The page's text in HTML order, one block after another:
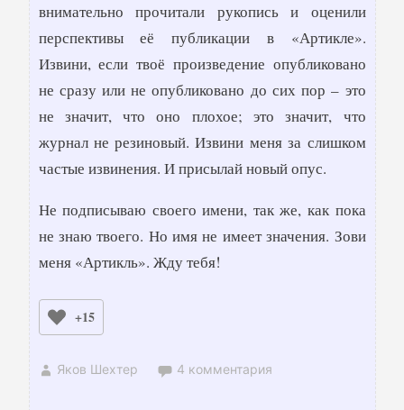
внимательно прочитали рукопись и оценили
перспективы её публикации в «Артикле».
Извини, если твоё произведение опубликовано
не сразу или не опубликовано до сих пор – это
не значит, что оно плохое; это значит, что
журнал не резиновый. Извини меня за слишком
частые извинения. И присылай новый опус.
Не подписываю своего имени, так же, как пока
не знаю твоего. Но имя не имеет значения. Зови
меня «Артикль». Жду тебя!
+15
Яков Шехтер 4 комментария